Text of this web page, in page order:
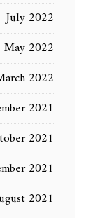
July 2022
May 2022
2022
2021
2021
2021
2021